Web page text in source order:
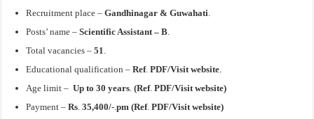
Recruitment place –Gandhinagar & Guwahati
Posts’ name – Scientific Assistant – B
Total vacancies –51
Educational qualification –Ref.PDF/Visit website
Age limit – Up to 30 years .(Ref.PDF/Visit website)
Payment –Rs 35,400/- .pm (Ref.PDF/Visit website)